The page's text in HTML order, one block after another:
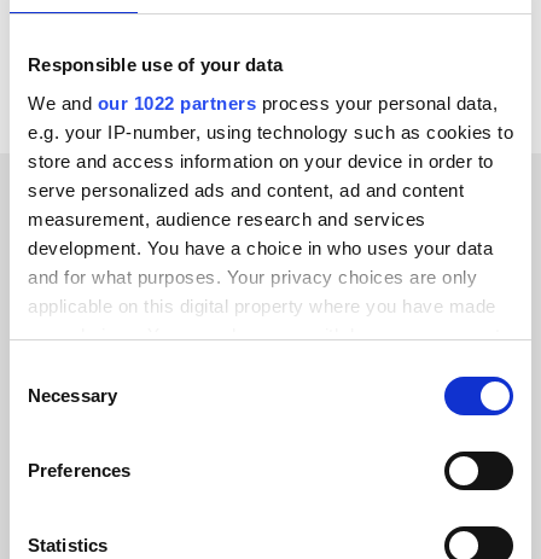
Responsible use of your data
We and our 1022 partners process your personal data,
e.g. your IP-number, using technology such as cookies to
store and access information on your device in order to
serve personalized ads and content, ad and content
measurement, audience research and services
development. You have a choice in who uses your data
and for what purposes. Your privacy choices are only
applicable on this digital property where you have made
your choices. You can change or withdraw your consent
the Privacy trigger icon.
Collect information about your geographical location
Identify your device by actively scanning it for
Selection
Necessary
Preferences
Statistics
Alle KatanaPIM Integrationen ansehen
ERFOLGSGESCHICHTEN UNSERER KUNDEN
Erfahren Sie mehr über die
Ergebnisse unserer Kunden
Alumio gab uns zum ersten Mal die
wissen wir, wo alles hingehört, und